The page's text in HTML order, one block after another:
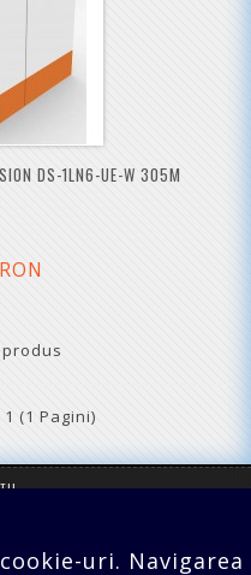
DS-1LN6-UE-W 305M
(1 Pagini)
uri. Navigarea